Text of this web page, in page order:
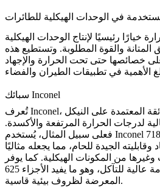
في الوحدات الهيكلية للطائرات
خيارًا رئيسيًا لإنتاج الوحدات الهيكلية
والقوة المطلوبة. وتستطيع هذه
خصائصها حتى تحت الحرارة والإجهاد
سبائك Inconel
تُعرفInconel، وهي عائلة من السبائك الفائقة المعتمدة على النيكل
لدرجات الحرارة المرتفعة والأكسدة.
Inconel 718
وقابليته الجيدة للحام، مما يجعله مثاليًا
625
المعرضة لظروف بيئية قاسية.